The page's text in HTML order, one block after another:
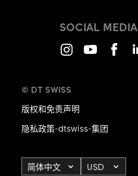
SOCIAL MEDIA
© DT SWISS
版权和免责声明
隐私政策-dtswiss-集团
简体中文 USD